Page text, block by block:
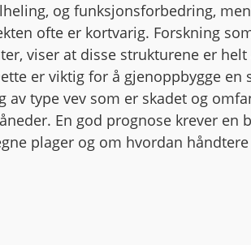
og funksjonsforbedring,
ofte er kortvarig. Forskning
viser at disse strukturene er
er viktig for å gjenoppbygge en
av type vev som er skadet og
En god prognose krever en
plager og om hvordan